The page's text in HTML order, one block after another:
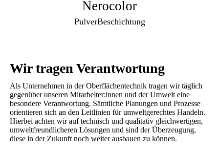
Nerocolor
PulverBeschichtung
Wir tragen Verantwortung
Als Unternehmen in der Oberflächentechnik tragen wir täglich
gegenüber unseren Mitarbeiter:innen und der Umwelt eine
besondere Verantwortung. Sämtliche Planungen und Prozesse
orientieren sich an den Leitlinien für umweltgerechtes Handeln.
Hierbei achten wir auf technisch und qualitativ gleichwertigen,
umweltfreundlicheren Lösungen und sind der Überzeugung,
diese in der Zukunft noch weiter ausbauen zu können.